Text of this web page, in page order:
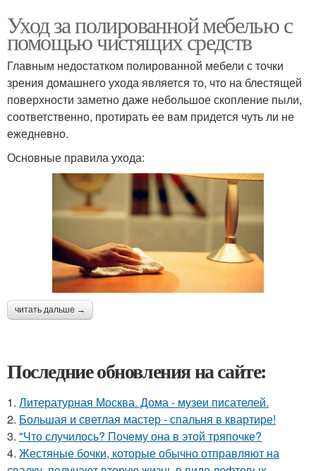
Уход за полированной мебелью с
помощью чистящих средств
Главным недостатком полированной мебели с точки
зрения домашнего ухода является то, что на блестящей
поверхности заметно даже небольшое скопление пыли,
соответственно, протирать ее вам придется чуть ли не
ежедневно.
Основные правила ухода:
читать дальше →
Последние обновления на сайте:
1. Литературная Москва. Дома - музеи писателей.
2. Большая и светлая мастер - спальня в квартире!
3. "Что случилось? Почему она в этой тряпочке?
4. Жестяные бочки, которые обычно отправляют на